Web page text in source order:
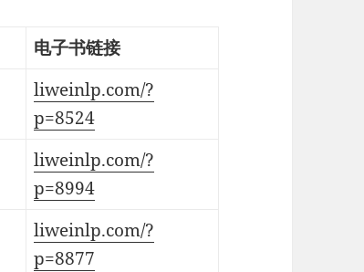
电子书链接
liweinlp.com/?
p=8524
liweinlp.com/?
p=8994
liweinlp.com/?
p=8877